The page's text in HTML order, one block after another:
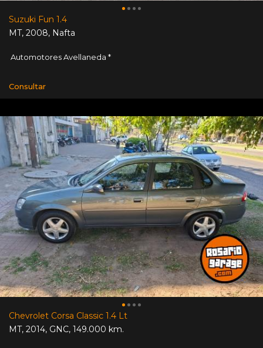
Suzuki Fun 1.4
MT, 2008, Nafta
Automotores Avellaneda *
Consultar
Chevrolet Corsa Classic 1.4 Lt
MT, 2014, GNC, 149.000 km.